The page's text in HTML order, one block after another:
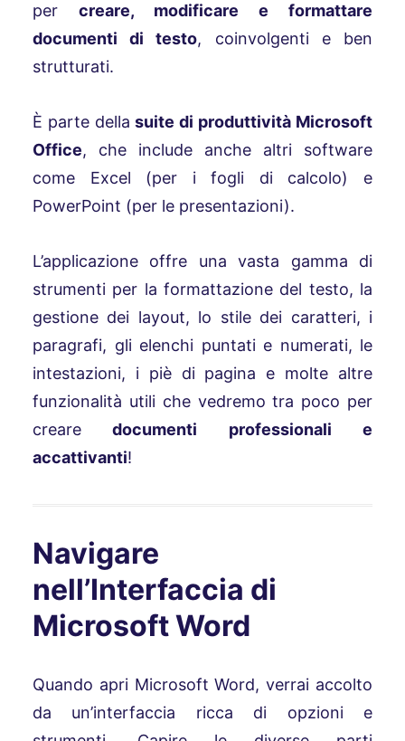
per creare, modificare e formattare
documenti di testo, coinvolgenti e ben
strutturati.
È parte della suite di produttività Microsoft
Office, che include anche altri software
come Excel (per i fogli di calcolo) e
PowerPoint (per le presentazioni).
L’applicazione offre una vasta gamma di
strumenti per la formattazione del testo, la
gestione dei layout, lo stile dei caratteri, i
paragrafi, gli elenchi puntati e numerati, le
intestazioni, i piè di pagina e molte altre
funzionalità utili che vedremo tra poco per
creare documenti professionali e
accattivanti!
Navigare
nell’Interfaccia di
Microsoft Word
Quando apri Microsoft Word, verrai accolto
da un’interfaccia ricca di opzioni e